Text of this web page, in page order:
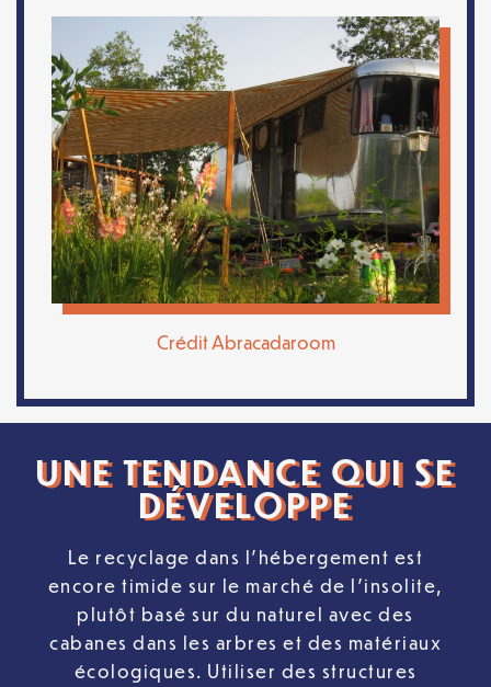
Crédit Abracadaroom
UNE TENDANCE QUI SE
DÉVELOPPE
Le recyclage dans l’hébergement est
encore timide sur le marché de l’insolite,
plutôt basé sur du naturel avec des
cabanes dans les arbres et des matériaux
écologiques. Utiliser des structures